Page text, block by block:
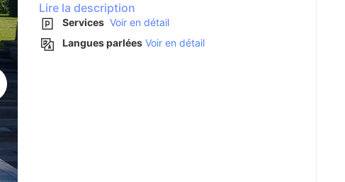
Lire la description
Services Voir en détail
Langues parlées Voir en détail